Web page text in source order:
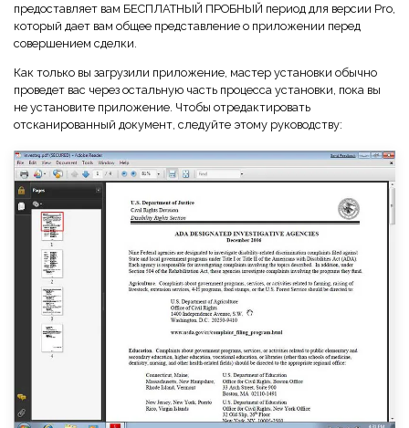
предоставляет вам БЕСПЛАТНЫЙ ПРОБНЫЙ период для версии Pro,
который дает вам общее представление о приложении перед
совершением сделки.
Как только вы загрузили приложение, мастер установки обычно
проведет вас через остальную часть процесса установки, пока вы
не установите приложение. Чтобы отредактировать
отсканированный документ, следуйте этому руководству: